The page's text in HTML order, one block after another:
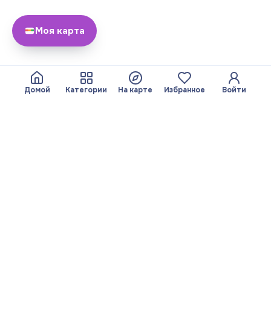
Домой Категории На карте Избранное Войти
Моя карта